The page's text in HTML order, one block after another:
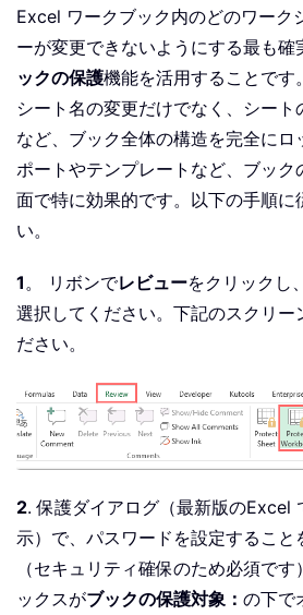
Excel ワークブック内のどのワーク
ーが変更できないようにする最も確
ックの保護機能を活用することです
シート名の変更だけでなく、シー
など、ブック全体の構造を完全にロ
ポートやテンプレートなど、ブック
面で特に効果的です。以下の手順に
い。
1。 リボンでレビューをクリックし
選択してください。下記のスクリー
ださい。
2. 保護ダイアログ（最新版のExcel
示）で、パスワードを設定すること
（セキュリティ確保のため必須です
ックスがブックの保護対象： の下で